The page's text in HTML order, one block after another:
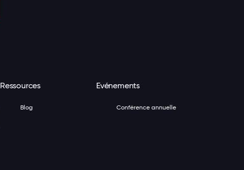
Ressources
Blog
Evénements
Conférence annuelle